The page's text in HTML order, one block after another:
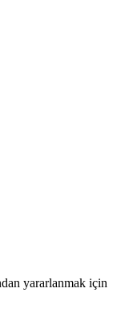
yararlanmak için